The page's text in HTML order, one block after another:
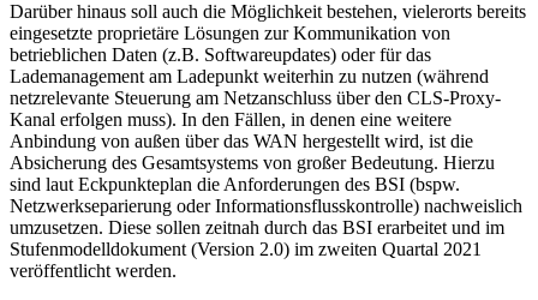
Darüber hinaus soll auch die Möglichkeit bestehen, vielerorts bereits
eingesetzte proprietäre Lösungen zur Kommunikation von
betrieblichen Daten (z.B. Softwareupdates) oder für das
Lademanagement am Ladepunkt weiterhin zu nutzen (während
netzrelevante Steuerung am Netzanschluss über den CLS-Proxy-
Kanal erfolgen muss). In den Fällen, in denen eine weitere
Anbindung von außen über das WAN hergestellt wird, ist die
Absicherung des Gesamtsystems von großer Bedeutung. Hierzu
sind laut Eckpunkteplan die Anforderungen des BSI (bspw.
Netzwerkseparierung oder Informationsflusskontrolle) nachweislich
umzusetzen. Diese sollen zeitnah durch das BSI erarbeitet und im
Stufenmodelldokument (Version 2.0) im zweiten Quartal 2021
veröffentlicht werden.